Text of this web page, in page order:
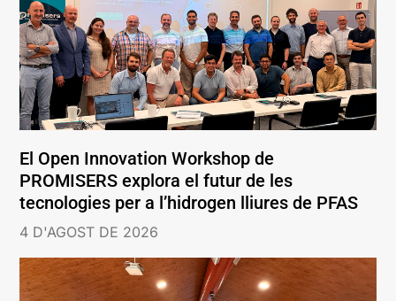
El Open Innovation Workshop de
PROMISERS explora el futur de les
tecnologies per a l’hidrogen lliures de PFAS
4 D'AGOST DE 2026